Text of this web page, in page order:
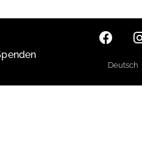
Deutsch